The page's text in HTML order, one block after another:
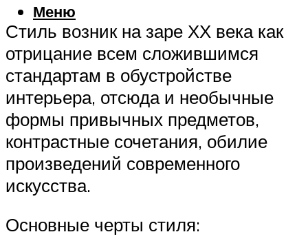
Меню
Стиль возник на заре ХХ века как
отрицание всем сложившимся
стандартам в обустройстве
интерьера, отсюда и необычные
формы привычных предметов,
контрастные сочетания, обилие
произведений современного
искусства.
Основные черты стиля: